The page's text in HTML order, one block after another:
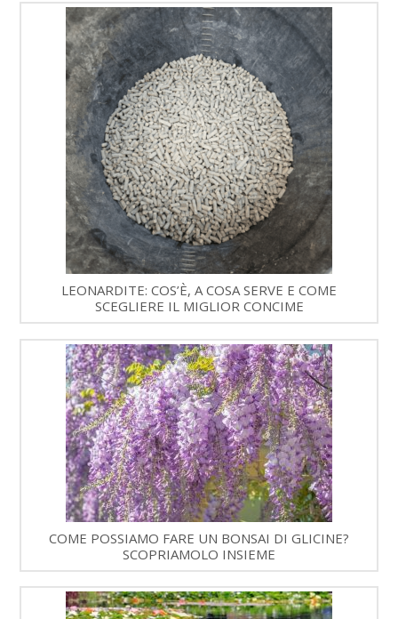
LEONARDITE: COS’È, A COSA SERVE E COME
SCEGLIERE IL MIGLIOR CONCIME
COME POSSIAMO FARE UN BONSAI DI GLICINE?
SCOPRIAMOLO INSIEME